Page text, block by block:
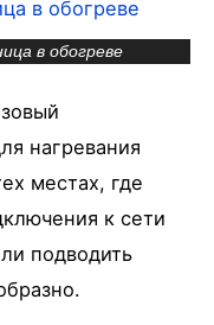
в обогреве
нагревания
местах, где
к сети
подводить